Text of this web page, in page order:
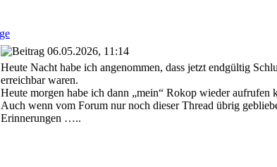
06.05.2026, 11:14
Heute Nacht habe ich angenommen, dass jetzt endgültig
erreichbar waren.
Heute morgen habe ich dann „mein“ Rokop wieder aufrufen
Auch wenn vom Forum nur noch dieser Thread übrig
Erinnerungen …..